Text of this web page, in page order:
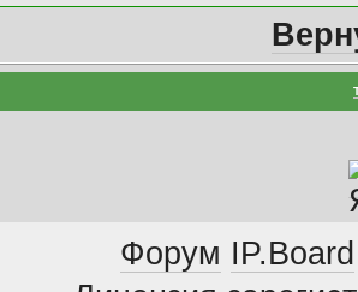
Форум IP.Board